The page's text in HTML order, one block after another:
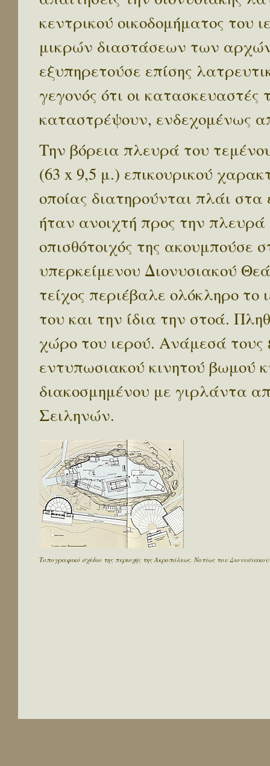
κεντρικού οικοδομήματος του
μικρών διαστάσεων των
εξυπηρετούσε επίσης
γεγονός ότι οι
καταστρέψουν, ενδεχομένως
Την βόρεια πλευρά του
(63 x 9,5 μ.) επικουρικού
οποίας διατηρούνται πλάι
ήταν ανοιχτή προς την
οπισθότοιχός της ακουμπούσε
υπερκείμενου Διονυσιακού
τείχος περιέβαλε ολόκληρο
του και την ίδια την στοά.
χώρο του ιερού. Ανάμεσά τους
εντυπωσιακού κινητού βωμού
διακοσμημένου με γιρλάντα
Σειληνών.
Τοπογραφικό σχέδιο της περιοχής της Ακροπόλεως. Νοτίως του